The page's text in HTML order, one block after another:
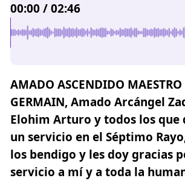
00:00 /02:46
AMADO ASCENDIDO
GERMAIN, Amado Arcángel
Elohim Arturo y todos los que
un servicio en el Séptimo
los bendigo y les doy gracias
servicio a mí y a toda la